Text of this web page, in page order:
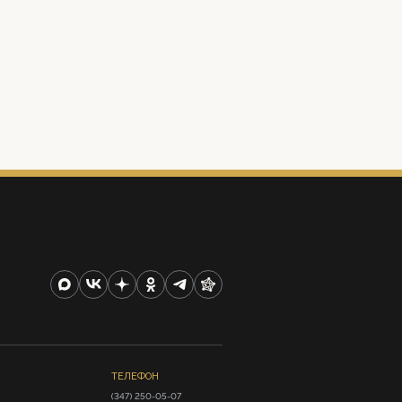
ТЕЛЕФОН
(347) 250-05-07